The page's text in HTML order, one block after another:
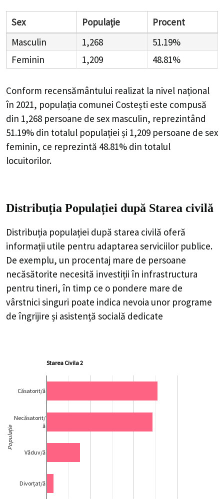
Sex Populație
Procent
Masculin
1,268
51.19%
Feminin
1,209 48.81%
Conform recensământului realizat la nivel național
în 2021, populația comunei Costești este compusă
din 1,268 persoane de sex masculin, reprezintând
51.19% din totalul populației și 1,209 persoane de sex
feminin, ce reprezintă 48.81% din totalul
locuitorilor.
Distribuția Populației după Starea civilă
Distribuția populației după starea civilă oferă
informații utile pentru adaptarea serviciilor publice.
De exemplu, un procentaj mare de persoane
necăsătorite necesită investiții în infrastructura
pentru tineri, în timp ce o pondere mare de
vârstnici singuri poate indica nevoia unor programe
de îngrijire și asistență socială dedicate
Starea Civila 2
Căsatorit/ă
Necăsatorit/
ă
Văduv/ă
Divorțat/ă
Populație